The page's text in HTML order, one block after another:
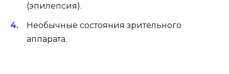
(эпилепсия).
Необычные состояния зрительного
аппарата.